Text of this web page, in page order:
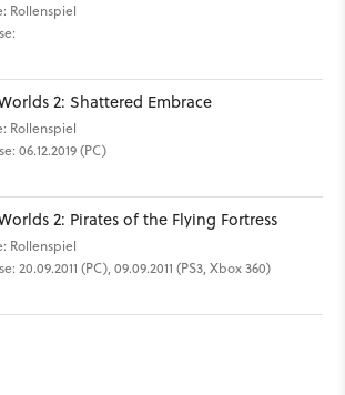
Rollenspiel
2: Shattered Embrace
Rollenspiel
06.12.2019 (PC)
2: Pirates of the Flying Fortress
Rollenspiel
20.09.2011 (PC), 09.09.2011 (PS3, Xbox 360)